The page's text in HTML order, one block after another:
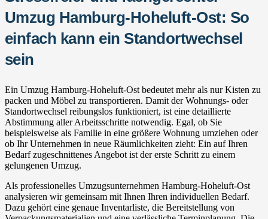
Umzug Hamburg-Hoheluft-Ost: So
einfach kann ein Standortwechsel
sein
Ein Umzug Hamburg-Hoheluft-Ost bedeutet mehr als nur Kisten zu
packen und Möbel zu transportieren. Damit der Wohnungs- oder
Standortwechsel reibungslos funktioniert, ist eine detaillierte
Abstimmung aller Arbeitsschritte notwendig. Egal, ob Sie
beispielsweise als Familie in eine größere Wohnung umziehen oder
ob Ihr Unternehmen in neue Räumlichkeiten zieht: Ein auf Ihren
Bedarf zugeschnittenes Angebot ist der erste Schritt zu einem
gelungenen Umzug.
Als professionelles Umzugsunternehmen Hamburg-Hoheluft-Ost
analysieren wir gemeinsam mit Ihnen Ihren individuellen Bedarf.
Dazu gehört eine genaue Inventarliste, die Bereitstellung von